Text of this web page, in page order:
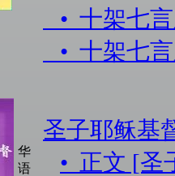
• 十架七
• 十架七
华
语
圣子耶稣基
• 正文 [圣